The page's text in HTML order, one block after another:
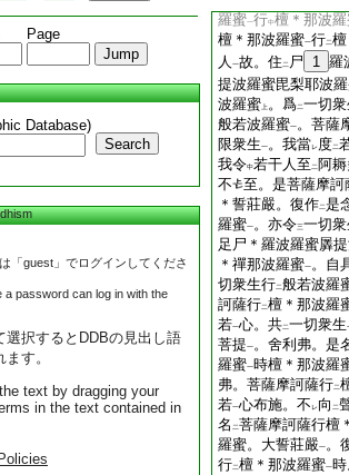
Page
Database)
Search
「guest」でログインしてくださ
password can log in with the
選択するとDDBの見出し語
す。
text by dragging your
in the text contained in
羅蜜一行中檀＊那波
檀＊那波羅蜜一行二
人 一故。住 二 尸 1 羅
提波羅蜜毘梨耶波
波羅蜜 上 。爲二一切
般若波羅蜜一。菩薩
限衆生一。我當レ度二
我令中若干人至 二 阿
不
至。是菩薩摩訶
＊誓莊嚴。復作二是
羅蜜一。亦令三一切
足尸＊羅波羅蜜羼
＊禪那波羅蜜一。自
切衆生行二般若波羅
訶薩行二檀＊那波羅
若一心。共二一切衆生
菩提一。舍利弗。是
羅蜜一時檀＊那波羅
弗。菩薩摩訶薩行二
若一心布施。不 レ向 二
名 二菩薩摩訶薩行檀
羅蜜。大誓莊嚴一。
行二檀＊那波羅蜜一